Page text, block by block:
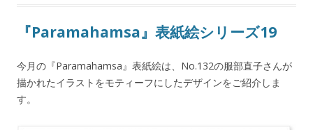
『Paramahamsa』表紙絵シリーズ19
今月の『Paramahamsa』表紙絵は、No.132の服部直子さんが
描かれたイラストをモティーフにしたデザインをご紹介しま
す。